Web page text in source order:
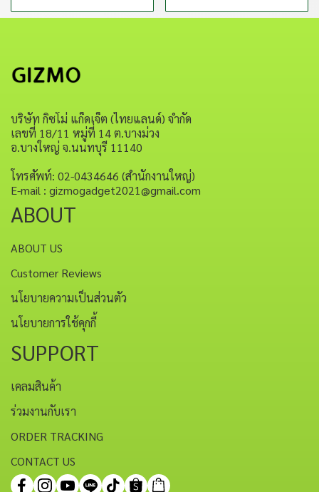
บริษัท กิซโม่ แก็ดเจ็ต (ไทยแลนด์) จำกัด
เลขที่ 18/11 หมู่ที่ 14 ต.บางม่วง
อ.บางใหญ่ จ.นนทบุรี 11140
โทรศัพท์: 02-0434646 (สำนักงานใหญ่)
E-mail : gizmogadget2021@gmail.com
ABOUT
ABOUT US
Customer Reviews
นโยบายความเป็นส่วนตัว
นโยบายการใช้คุกกี้
SUPPORT
เคลมสินค้า
ร่วมงานกับเรา
ORDER TRACKING
CONTACT US